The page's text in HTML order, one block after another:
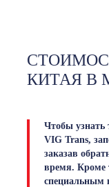
КИТАЯ В
Чтобы узнать
VIG Trans,
заказав
время. Кроме
специальным